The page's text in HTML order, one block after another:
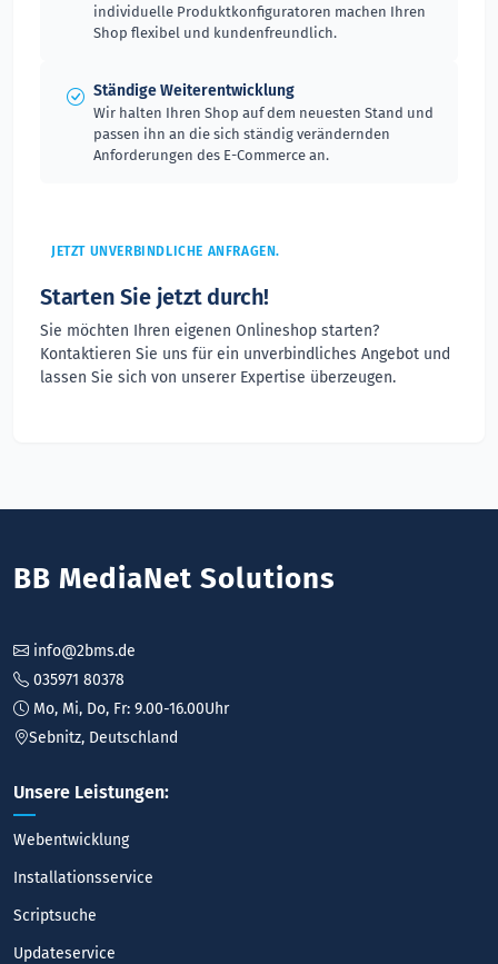
individuelle Produktkonfiguratoren machen Ihren
Shop flexibel und kundenfreundlich.
Ständige Weiterentwicklung
Wir halten Ihren Shop auf dem neuesten Stand und
passen ihn an die sich ständig verändernden
Anforderungen des E-Commerce an.
JETZT UNVERBINDLICHE ANFRAGEN.
Starten Sie jetzt durch!
Sie möchten Ihren eigenen Onlineshop starten?
Kontaktieren Sie uns für ein unverbindliches Angebot und
lassen Sie sich von unserer Expertise überzeugen.
BB MediaNet Solutions
info@2bms.de
035971 80378
Mo, Mi, Do, Fr: 9.00-16.00Uhr
Sebnitz, Deutschland
Unsere Leistungen:
Webentwicklung
Installationsservice
Scriptsuche
Updateservice